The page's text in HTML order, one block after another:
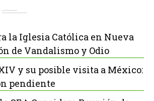
la Iglesia Católica en Nueva
de Vandalismo y Odio
y su posible visita a México:
pendiente